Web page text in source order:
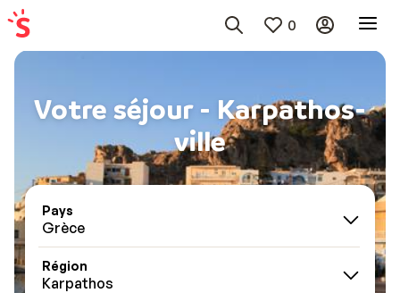
0
Votre séjour - Karpathos-
ville
Pays
Grèce
Région
Karpathos